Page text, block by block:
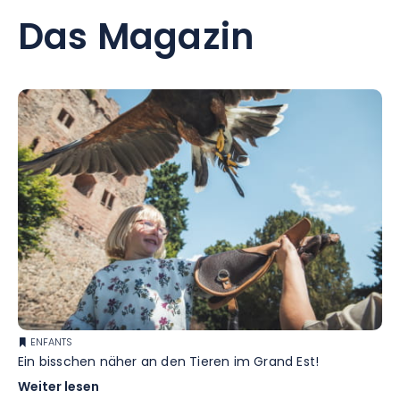
Das Magazin
ENFANTS
Ein bisschen näher an den Tieren im Grand Est!
Weiter lesen